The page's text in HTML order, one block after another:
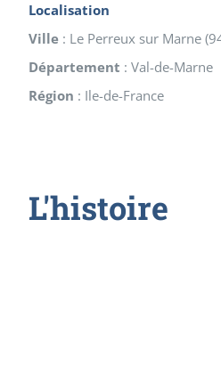
Localisation
Ville : Le Perreux sur Marne (
Département : Val-de-Marne
Région : Ile-de-France
L'histoire